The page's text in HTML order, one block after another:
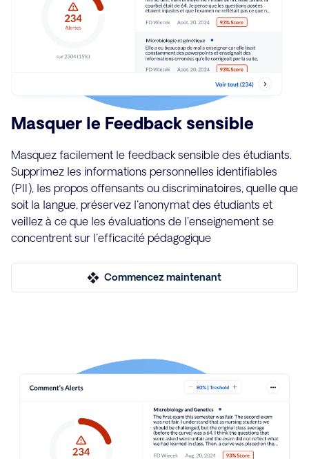
Masquer le Feedback sensible
Masquez facilement le feedback sensible des étudiants.
Supprimez les informations personnelles identifiables
(PII), les propos offensants ou discriminatoires, quelle que
soit la langue, préservez l'anonymat des étudiants et
veillez à ce que les évaluations de l'enseignement se
concentrent sur l'efficacité pédagogique
Commencez maintenant